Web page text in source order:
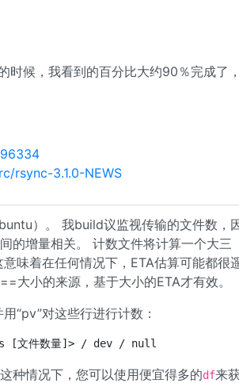
时候，我看到的百分比大约90％完成了
rsync-3.1.0-NEWS
）。 我build议监视传输的文件数，
的增量相关。 计数文件将计算一个大三
味着在任何情况下，ETA估算可能都很
大小的来源，基于大小的ETA才有效。
“pv”对这些行进行计数：
种情况下，您可以使用便宜得多的df来